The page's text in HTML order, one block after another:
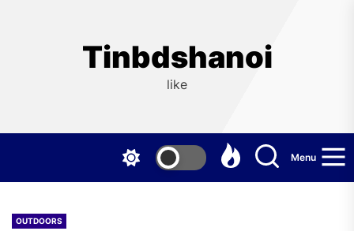
Tinbdshanoi
like
Menu
OUTDOORS